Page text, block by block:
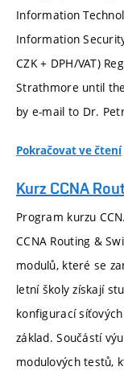
Information
Information
CZK + DPH/VAT)
Strathmore until
by e-mail to Dr.
Pokračovat ve čtení
Kurz CCNA
Program kurzu
CCNA Routing &
modulů, které se
letní školy získají
konfigurací
základ. Součástí
modulových testů,